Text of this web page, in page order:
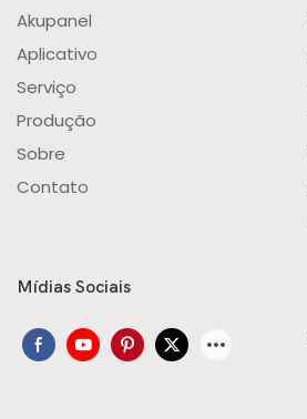
Akupanel
Aplicativo
Serviço
Produção
Sobre
Contato
Mídias Sociais